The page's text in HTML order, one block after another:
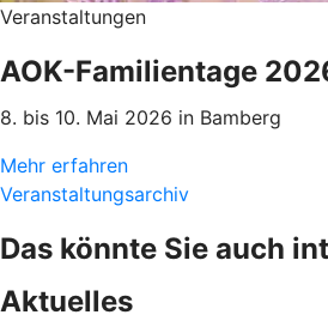
Veranstaltungen
AOK-Familientage
8. bis 10. Mai 2026 in Bamberg
Mehr erfahren
Veranstaltungsarchiv
Das könnte Sie auch
Aktuelles